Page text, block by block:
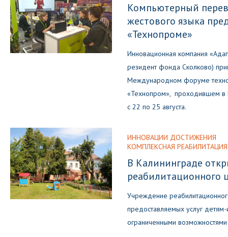
Компьютерный
жестового языка
«Технопроме»
Инновационная компания
резидент фонда Сколково)
Международном форуме
«Технопром», проходившем в
с 22 по 25 августа.
ИННОВАЦИИ ДОСТИЖЕНИЯ
КОМПЛЕКСНАЯ РЕАБИЛИТАЦИЯ
В Калининграде
реабилитационного
Учреждение
предоставляемых услуг
ограниченными